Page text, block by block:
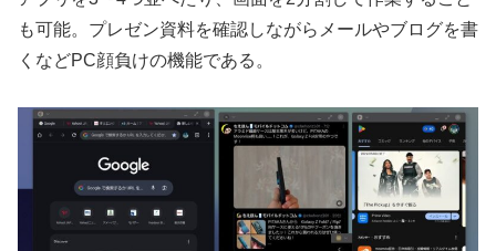
も可能。プレゼン資料を確認しながらメールやブログを書
くなどPC顔負けの機能である。